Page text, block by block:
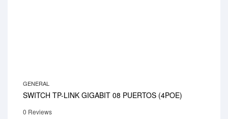
GENERAL
SWITCH TP-LINK GIGABIT 08 PUERTOS (4POE)
0 Reviews